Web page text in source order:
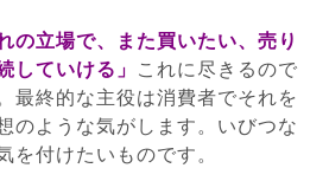
の立場で、また買いたい、売り
していける」 これに尽きるので
最終的な主役は消費者でそれを
のような気がします。いびつな
を付けたいものです。